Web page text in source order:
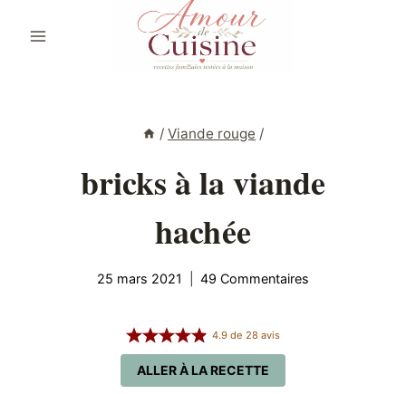
/ Viande rouge /
bricks à la viande
hachée
25 mars 2021 49 Commentaires
ALLER À LA RECETTE
4.9de 28 avis